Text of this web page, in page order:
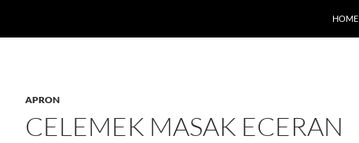
HOME
APRON
CELEMEK MASAK ECERAN